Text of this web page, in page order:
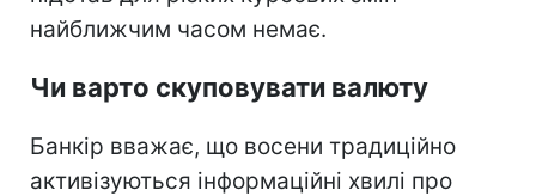
найближчим часом немає.
Чи варто скуповувати валюту
Банкір вважає, що восени традиційно
активізуються інформаційні хвилі про